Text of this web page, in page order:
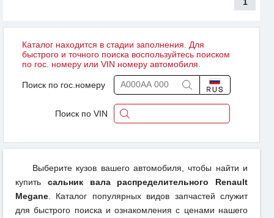
Каталог находится в стадии заполнения. Для
быстрого и точного поиска воспользуйтесь поиском
по гос. номеру или VIN номеру автомобиля.
Поиск по гос.номеру
Поиск по VIN
Выберите кузов вашего автомобиля, чтобы найти и
купить сальник вала распределительного Renault
Megane . Каталог популярных видов запчастей служит
для быстрого поиска и ознакомления с ценами нашего